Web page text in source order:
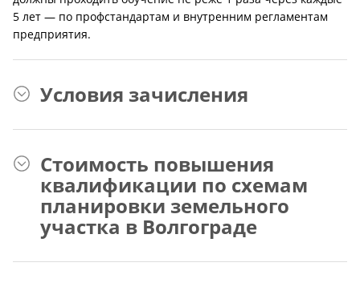
5 лет — по профстандартам и внутренним регламентам
предприятия.
Условия зачисления
Стоимость повышения
квалификации по схемам
планировки земельного
участка в Волгограде